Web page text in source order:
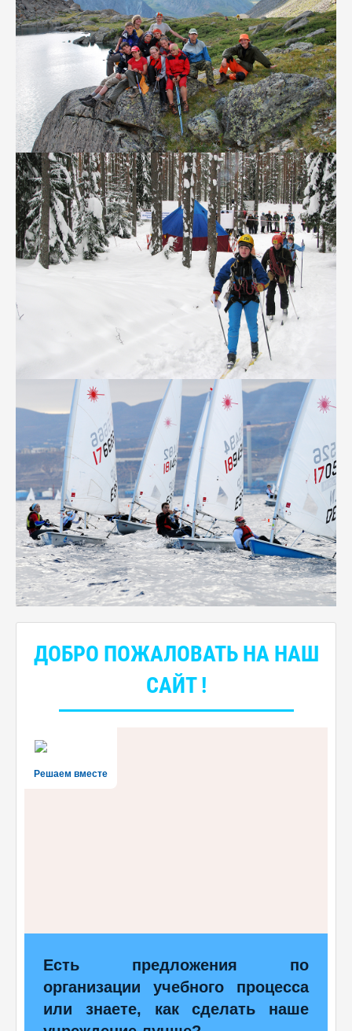
ДОБРО ПОЖАЛОВАТЬ НА НАШ
САЙТ !
Решаем вместе
Есть предложения по
организации учебного процесса
или знаете, как сделать наше